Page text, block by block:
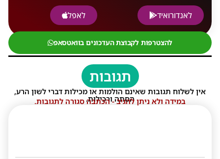
לאנדורואיד
לאפל
להצטרפות לקבוצת העדכונים בוואטסאפ
תגובות
אין לשלוח תגובות שאינם הולמות או מכילות דברי לשון הרע,
הסתה ורכילות.
במידה ולא ניתן להגיב - הכתבה סגורה לתגובות.